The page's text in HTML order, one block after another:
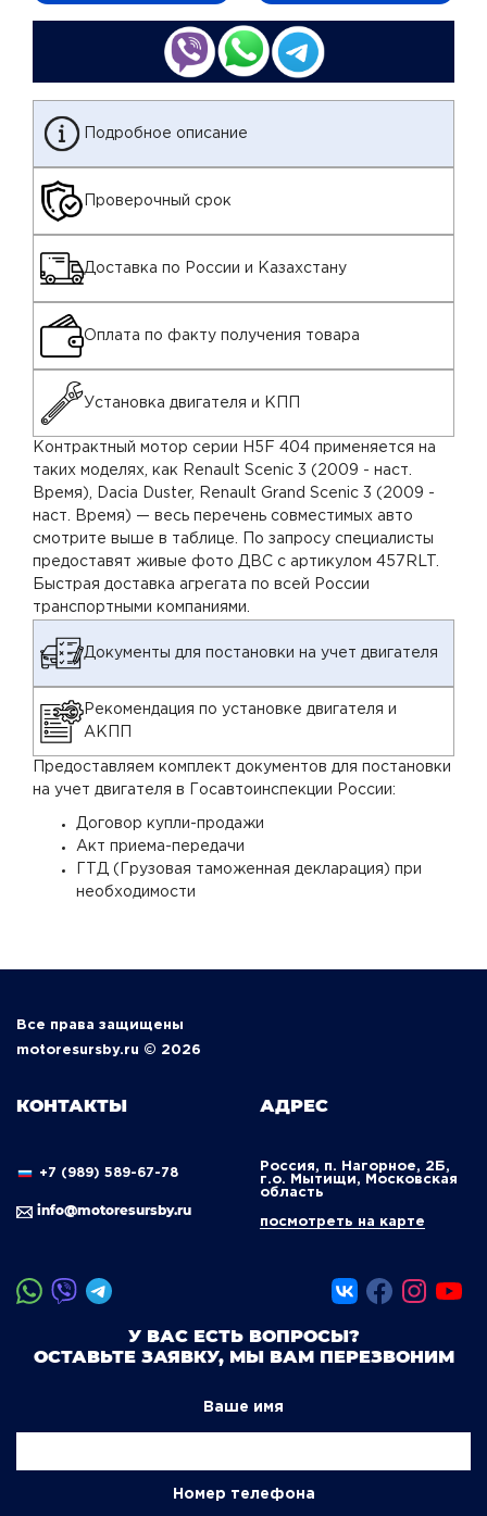
Подробное описание
Проверочный срок
Доставка по России и Казахстану
Оплата по факту получения товара
Установка двигателя и КПП
Контрактный мотор серии H5F 404 применяется на
таких моделях, как Renault Scenic 3 (2009 - наст.
Время), Dacia Duster, Renault Grand Scenic 3 (2009 -
наст. Время) — весь перечень совместимых авто
смотрите выше в таблице. По запросу специалисты
предоставят живые фото ДВС с артикулом 457RLT.
Быстрая доставка агрегата по всей России
транспортными компаниями.
Документы для постановки на учет двигателя
Рекомендация по установке двигателя и
АКПП
Предоставляем комплект документов для постановки
на учет двигателя в Госавтоинспекции России:
Договор купли-продажи
Акт приема-передачи
ГТД (Грузовая таможенная декларация) при
необходимости
Все права защищены
motoresursby.ru © 2026
КОНТАКТЫ
+7 (989) 589-67-78
info@motoresursby.ru
АДРЕС
Россия, п. Нагорное, 2Б,
г.о. Мытищи, Московская
область
посмотреть на карте
У ВАС ЕСТЬ ВОПРОСЫ?
ОСТАВЬТЕ ЗАЯВКУ, МЫ ВАМ ПЕРЕЗВОНИМ
Ваше имя
Номер телефона